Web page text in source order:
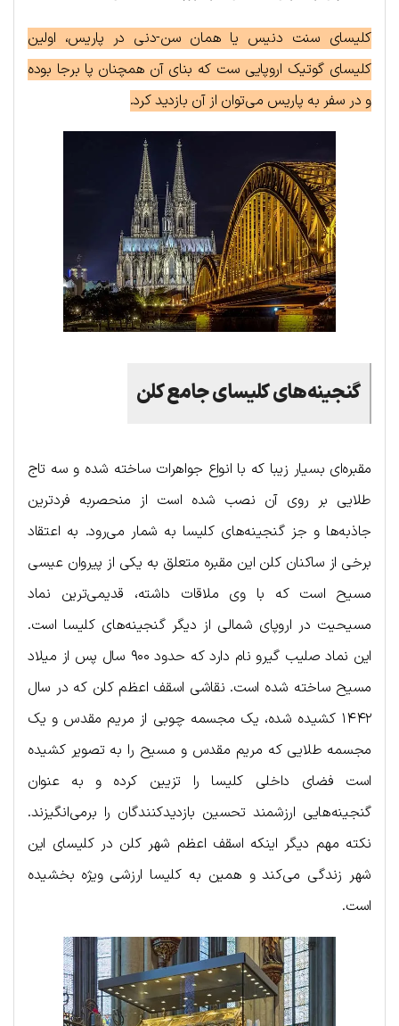
کلیسای سنت دنیس یا همان سن-دنی در پاریس، اولین
کلیسای گوتیک اروپایی ست که بنای آن همچنان پا برجا بوده
و در سفر به پاریس می‌توان از آن بازدید کرد.
گنجینه‌های کلیسای جامع کلن
مقبره‌ای بسیار زیبا که با انواع جواهرات ساخته شده و سه تاج
طلایی بر روی آن نصب شده است از منحصربه فردترین
جاذبه‌ها و جز گنجینه‌های کلیسا به شمار می‌رود. به اعتقاد
برخی از ساکنان کلن این مقبره متعلق به یکی از پیروان عیسی
مسیح است که با وی ملاقات داشته، قدیمی‌ترین نماد
مسیحیت در اروپای شمالی از دیگر گنجینه‌های کلیسا است.
این نماد صلیب گیرو نام دارد که حدود ۹۰۰ سال پس از میلاد
مسیح ساخته شده است. نقاشی اسقف اعظم کلن که در سال
۱۴۴۲ کشیده شده، یک مجسمه چوبی از مریم مقدس و یک
مجسمه طلایی که مریم مقدس و مسیح را به تصویر کشیده
است فضای داخلی کلیسا را تزیین کرده و به عنوان
گنجینه‌هایی ارزشمند تحسین بازدیدکنندگان را برمی‌انگیزند.
نکته مهم دیگر اینکه اسقف اعظم شهر کلن در کلیسای این
شهر زندگی می‌کند و همین به کلیسا ارزشی ویژه بخشیده
است.